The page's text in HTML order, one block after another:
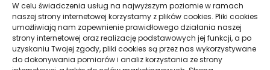
W celu świadczenia usług na najwyższym poziomie w ramach
naszej strony internetowej korzystamy z plików cookies. Pliki cookies
umożliwiają nam zapewnienie prawidłowego działania naszej
strony internetowej oraz realizację podstawowych jej funkcji, a po
uzyskaniu Twojej zgody, pliki cookies są przez nas wykorzystywane
do dokonywania pomiarów i analiz korzystania ze strony
wrzesień 2022
sierpień 2022